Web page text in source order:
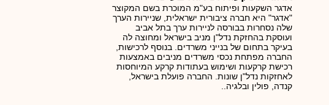
אדגר השקעות ופיתוח בע"מ המוכרת בשם המקוצר
"אדגר" היא חברה ציבורית ישראלית, שניירות הערך
שלה נסחרות בבורסה לניירות ערך בתל אביב
ועוסקת בהחזקת נדל"ן מניב בישראל ומחוצה לה
בעיקר בתחום של בנייני משרדים. בנוסף לרכישות,
החברה מפתחת נכסי משרדים מניבים באמצעות
רכישת קרקעות ושימוש בעתודות קרקע המיוחסות
לאחזקות נדל"ן שונות. החברה פועלת בישראל,
קנדה, פולין ובלגיה..